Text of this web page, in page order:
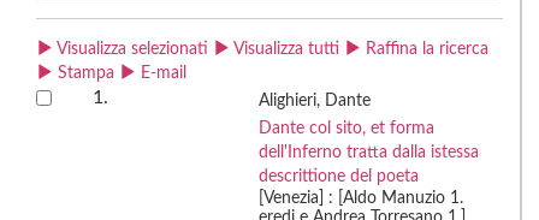
Visualizza selezionati Visualizza tutti
Raffina la ricerca
Stampa
E-mail
1.
Alighieri, Dante
Dante col sito, et forma
dell'Inferno tratta dalla istessa
descrittione del poeta
[Venezia] : [Aldo Manuzio 1.